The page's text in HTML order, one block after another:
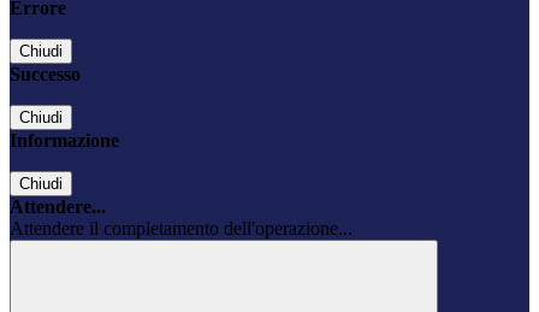
Errore
Chiudi
Successo
Chiudi
Informazione
Chiudi
Attendere...
Attendere il completamento dell'operazione...